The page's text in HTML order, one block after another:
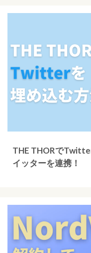
THE THORで
イッターを連携！